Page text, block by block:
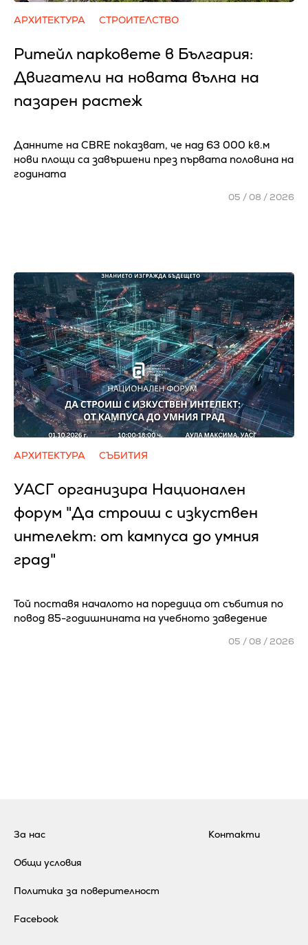
АРХИТЕКТУРА СТРОИТЕЛСТВО
Ритейл парковете в България:
Двигатели на новата вълна на
пазарен растеж
Данните на CBRE показват, че над 63 000 кв.м
нови площи са завършени през първата половина на
годината
05 / 08 / 2026
АРХИТЕКТУРА СЪБИТИЯ
УАСГ организира Национален
форум "Да строиш с изкуствен
интелект: от кампуса до умния
град"
Той поставя началото на поредица от събития по
повод 85-годишнината на учебното заведение
05 / 08 / 2026
За нас
Общи условия
Политика за поверителност
Контакти
Facebook